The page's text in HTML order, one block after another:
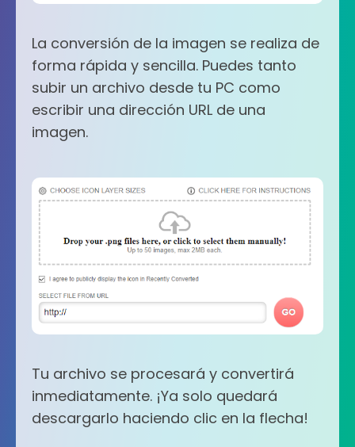
La conversión de la imagen se realiza de
forma rápida y sencilla. Puedes tanto
subir un archivo desde tu PC como
escribir una dirección URL de una
imagen.
Tu archivo se procesará y convertirá
inmediatamente. ¡Ya solo quedará
descargarlo haciendo clic en la flecha!